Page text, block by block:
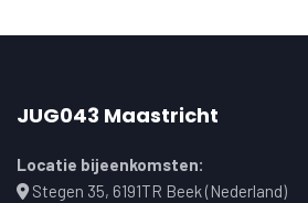
JUG043 Maastricht
Locatie bijeenkomsten:
Stegen 35, 6191TR Beek (Nederland)